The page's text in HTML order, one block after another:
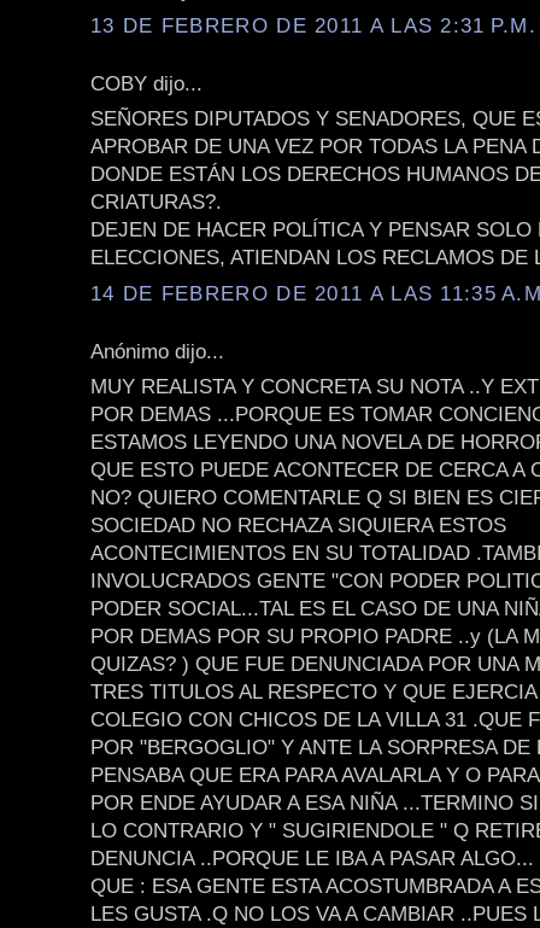
13 DE FEBRERO DE 2011 A LAS 2:31 P.M.
COBY dijo...
SEÑORES DIPUTADOS Y SENADORES, QUE
APROBAR DE UNA VEZ POR TODAS LA PENA
DONDE ESTÁN LOS DERECHOS HUMANOS
CRIATURAS?.
DEJEN DE HACER POLÍTICA Y PENSAR SOLO
ELECCIONES, ATIENDAN LOS RECLAMOS DE
14 DE FEBRERO DE 2011 A LAS 11:35
Anónimo dijo...
MUY REALISTA Y CONCRETA SU NOTA ..Y
POR DEMAS ...PORQUE ES TOMAR
ESTAMOS LEYENDO UNA NOVELA DE
QUE ESTO PUEDE ACONTECER DE CERCA A
NO? QUIERO COMENTARLE Q SI BIEN ES
SOCIEDAD NO RECHAZA SIQUIERA ESTOS
ACONTECIMIENTOS EN SU TOTALIDAD
INVOLUCRADOS GENTE "CON PODER
PODER SOCIAL...TAL ES EL CASO DE UNA
POR DEMAS POR SU PROPIO PADRE ..y (LA
QUIZAS? ) QUE FUE DENUNCIADA POR UNA
TRES TITULOS AL RESPECTO Y QUE
COLEGIO CON CHICOS DE LA VILLA 31 .QUE
POR "BERGOGLIO" Y ANTE LA SORPRESA DE
PENSABA QUE ERA PARA AVALARLA Y O
POR ENDE AYUDAR A ESA NIÑA ...TERMINO
LO CONTRARIO Y " SUGIRIENDOLE " Q
DENUNCIA ..PORQUE LE IBA A PASAR
QUE : ESA GENTE ESTA ACOSTUMBRADA A
LES GUSTA .Q NO LOS VA A CAMBIAR ..PUES